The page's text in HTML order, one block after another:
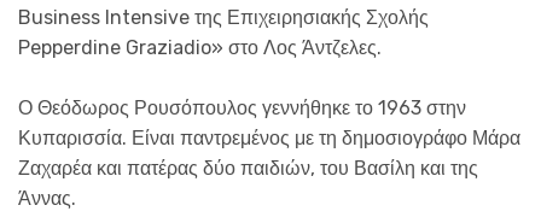
Business Intensive της Επιχειρησιακής Σχολής
Pepperdine Graziadio» στο Λος Άντζελες.
Ο Θεόδωρος Ρουσόπουλος γεννήθηκε το 1963 στην
Κυπαρισσία. Είναι παντρεμένος με τη δημοσιογράφο Μάρα
Ζαχαρέα και πατέρας δύο παιδιών, του Βασίλη και της
Άννας.